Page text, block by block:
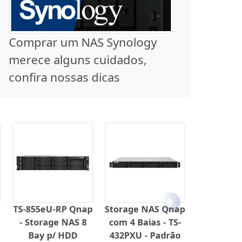
Comprar um NAS Synology
merece alguns cuidados,
confira nossas dicas
TS-855eU-RP Qnap
- Storage NAS 8
Bay p/ HDD
Storage NAS Qnap
com 4 Baias - TS-
432PXU - Padrão
Próximo